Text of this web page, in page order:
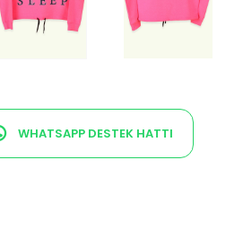
WHATSAPP DESTEK HATTI